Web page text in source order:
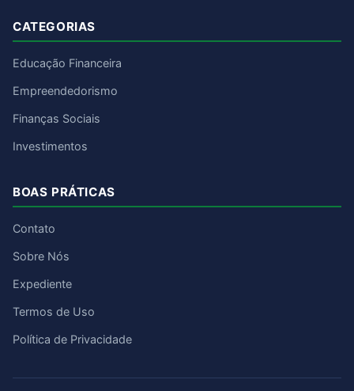
CATEGORIAS
Educação Financeira
Empreendedorismo
Finanças Sociais
Investimentos
BOAS PRÁTICAS
Contato
Sobre Nós
Expediente
Termos de Uso
Política de Privacidade